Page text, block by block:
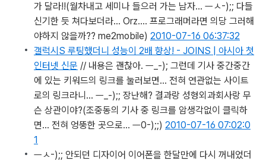
가 달라!!(월차내고 세미나 들으러 가는 남자... ㅡㅅ-);; 다들
신기한 듯 쳐다보더라... Orz.... 프로그래머라면 의당 그러해
야하지 않을까?? me2mobile) 2010-07-16 06:37:32
갤럭시S 루팅했더니 성능이 2배 향상! - JOINS | 아시아 첫
인터넷 신문 // 내용은 괜찮아. ㅡ_-); 그런데 기사 중간중간
에 있는 키워드의 링크를 눌러보면… 전혀 연관없는 사이트
로의 링크라니… ㅡ_-);; 장난해? 결과랑 성형외과회사랑 무
슨 상관이야?(조중동의 기사 중 링크를 암생각없이 클릭하
면... 전혀 엉뚱한 곳으로... ㅡ0-);;) 2010-07-16 07:02:0
1
ㅡㅅ-);; 안되던 디자이어 이어폰을 한달만에 다시 꺼내었더